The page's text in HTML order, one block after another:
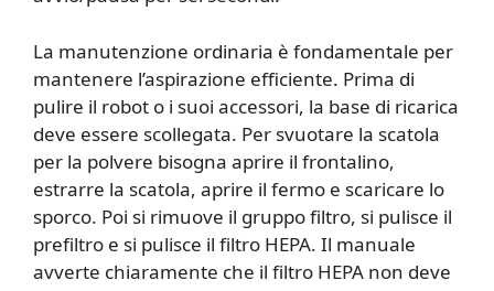
La manutenzione ordinaria è fondamentale per
mantenere l’aspirazione efficiente. Prima di
pulire il robot o i suoi accessori, la base di ricarica
deve essere scollegata. Per svuotare la scatola
per la polvere bisogna aprire il frontalino,
estrarre la scatola, aprire il fermo e scaricare lo
sporco. Poi si rimuove il gruppo filtro, si pulisce il
prefiltro e si pulisce il filtro HEPA. Il manuale
avverte chiaramente che il filtro HEPA non deve